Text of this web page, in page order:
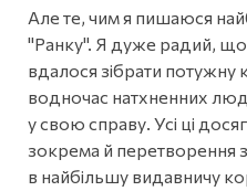
Але те, чим я пишаюся
"Ранку". Я дуже радий,
вдалося зібрати потужну
водночас натхненних
у свою справу. Усі ці
зокрема й перетворення
в найбільшу видавничу